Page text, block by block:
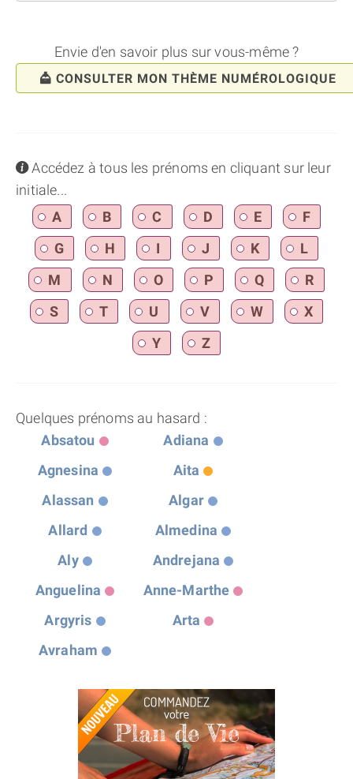
Envie d'en savoir plus sur vous-même ?
CONSULTER MON THÈME NUMÉROLOGIQUE
infoAccédez à tous les prénoms en cliquant sur leur
initiale...
A
B C D E
F
G
H I J K
L
M
N O P Q
R
S
T U V W
X
Y
Z
Quelques prénoms au hasard :
Absatou
Adiana
Agnesina
Aita
Alassan
Algar
Allard
Almedina
Aly
Andrejana
Anguelina
Anne-Marthe
Argyris
Arta
Avraham